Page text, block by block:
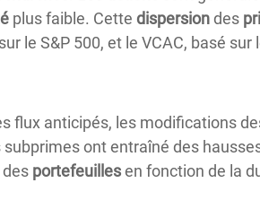
plus faible. Cette dispersion des
le S&P 500, et le VCAC, basé
flux anticipés, les modifications
ont entraîné des
portefeuillesen fonction de la